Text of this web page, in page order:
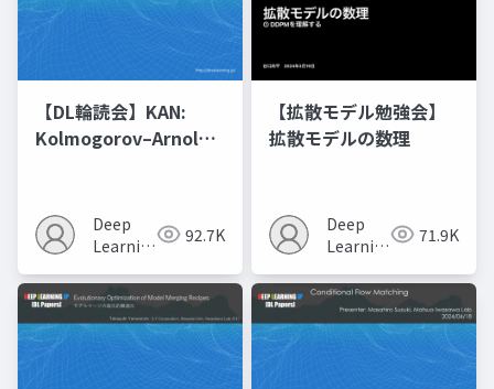
【DL輪読会】KAN:
Kolmogorov–Arnold
Deep
Learning
92.7K
【拡散モデル勉強会】
拡散モデルの数理
Deep
Learning
71.9K